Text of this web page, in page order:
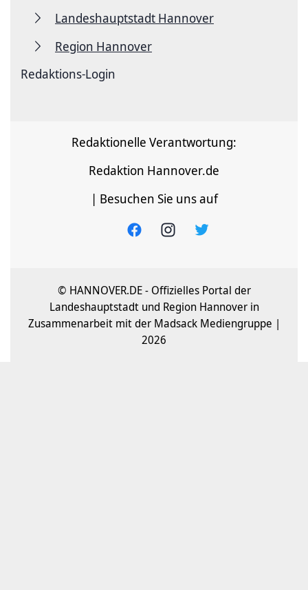
Landeshauptstadt Hannover
Region Hannover
Redaktions-Login
Redaktionelle Verantwortung:
Redaktion Hannover.de
| Besuchen Sie uns auf
© HANNOVER.DE - Offizielles Portal der
Landeshauptstadt und Region Hannover in
Zusammenarbeit mit der Madsack Mediengruppe |
2026